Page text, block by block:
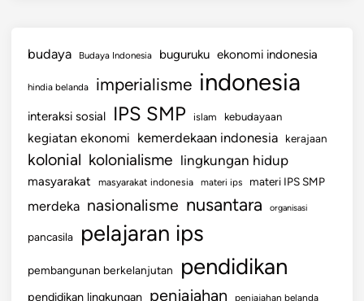
budaya Budaya Indonesia buguruku ekonomi indonesia
hindia belanda imperialisme indonesia
interaksi sosial IPS SMP islam kebudayaan
kegiatan ekonomi kemerdekaan indonesia kerajaan
kolonial kolonialisme lingkungan hidup
masyarakat masyarakat indonesia materi ips materi IPS SMP
merdeka nasionalisme nusantara organisasi
pancasila pelajaran ips
pembangunan berkelanjutan pendidikan
pendidikan lingkungan penjajahan penjajahan belanda